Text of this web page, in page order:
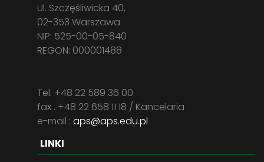
Ul. Szczęśliwicka 40,
02-353 Warszawa
NIP: 525-00-05-840
REGON: 000001488
Tel. +48 22 589 36 00
fax . +48 22 658 11 18 / Kancelaria
e-mail : aps@aps.edu.pl
LINKI